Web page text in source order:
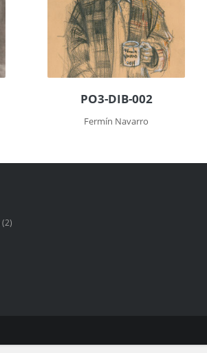
PO3-DIB-002
Fermín Navarro
(2)